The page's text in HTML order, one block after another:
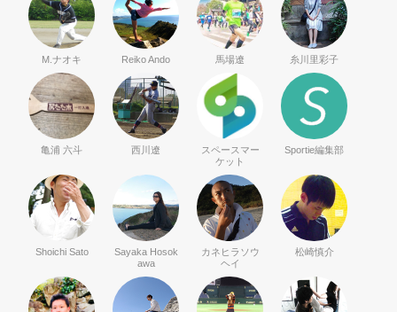
M.ナオキ Reiko Ando 馬場遼 糸川里彩子
亀浦 六斗 西川遼
スペースマー
ケット
Sportie編集部
Shoichi Sato
Sayaka Hosok
awa
カネヒラソウ
ヘイ
松崎慎介